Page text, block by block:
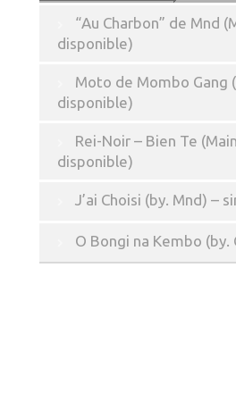
“Au Charbon” de Mnd
disponible)
Moto de Mombo Gang
disponible)
Rei-Noir – Bien Te
disponible)
J’ai Choisi (by. Mnd) –
O Bongi na Kembo (by.